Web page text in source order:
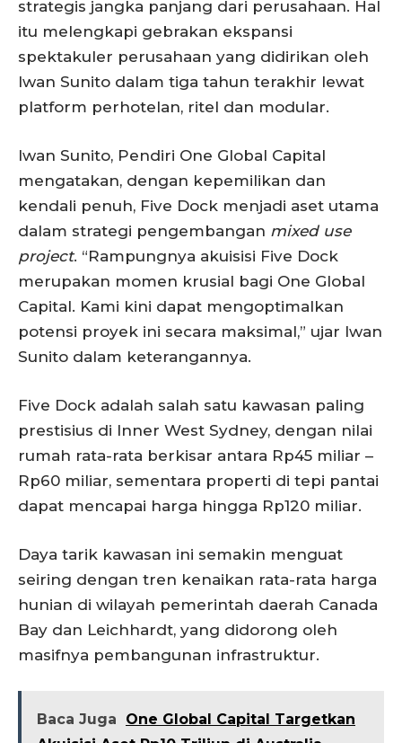
strategis jangka panjang dari perusahaan. Hal
itu melengkapi gebrakan ekspansi
spektakuler perusahaan yang didirikan oleh
Iwan Sunito dalam tiga tahun terakhir lewat
platform perhotelan, ritel dan modular.
Iwan Sunito, Pendiri One Global Capital
mengatakan, dengan kepemilikan dan
kendali penuh, Five Dock menjadi aset utama
dalam strategi pengembangan mixed use
project. “Rampungnya akuisisi Five Dock
merupakan momen krusial bagi One Global
Capital. Kami kini dapat mengoptimalkan
potensi proyek ini secara maksimal,” ujar Iwan
Sunito dalam keterangannya.
Five Dock adalah salah satu kawasan paling
prestisius di Inner West Sydney, dengan nilai
rumah rata-rata berkisar antara Rp45 miliar –
Rp60 miliar, sementara properti di tepi pantai
dapat mencapai harga hingga Rp120 miliar.
Daya tarik kawasan ini semakin menguat
seiring dengan tren kenaikan rata-rata harga
hunian di wilayah pemerintah daerah Canada
Bay dan Leichhardt, yang didorong oleh
masifnya pembangunan infrastruktur.
Baca Juga
One Global Capital Targetkan